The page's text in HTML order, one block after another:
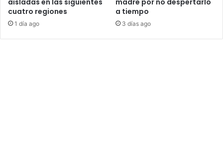
cuatro regiones
1 día ago
a tiempo
3 días ago